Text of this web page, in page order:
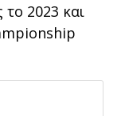
το 2023 και